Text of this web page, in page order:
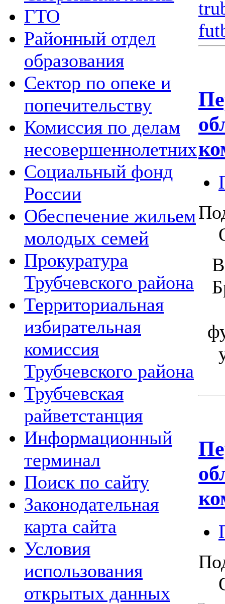
ГТО
Районный отдел
образования
Сектор по опеке и
попечительству
Комиссия по делам
несовершеннолетних
Социальный фонд
России
Обеспечение жильем
молодых семей
Прокуратура
Трубчевского района
Территориальная
избирательная
комиссия
Трубчевского района
Трубчевская
райветстанция
Информационный
терминал
Поиск по сайту
Законодательная
карта сайта
Условия
использования
открытых данных